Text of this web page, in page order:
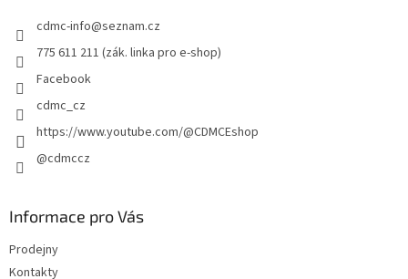
cdmc-info@seznam.cz
775 611 211 (zák. linka pro e-shop)
Facebook
cdmc_cz
https://www.youtube.com/@CDMCEshop
@cdmccz
Informace pro Vás
Prodejny
Kontakty